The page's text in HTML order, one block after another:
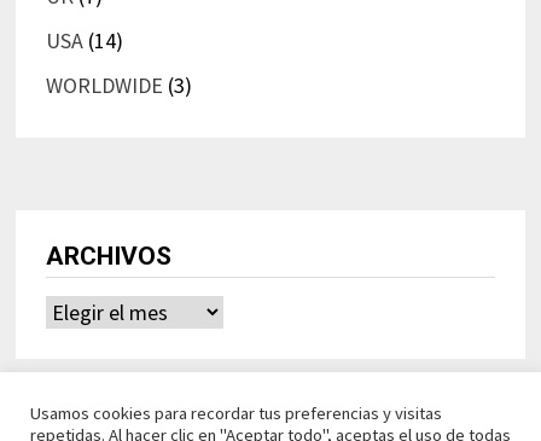
USA(14)
WORLDWIDE (3)
ARCHIVOS
Archivos
Usamos cookies para recordar tus preferencias y visitas
repetidas. Al hacer clic en "Aceptar todo", aceptas el uso de todas